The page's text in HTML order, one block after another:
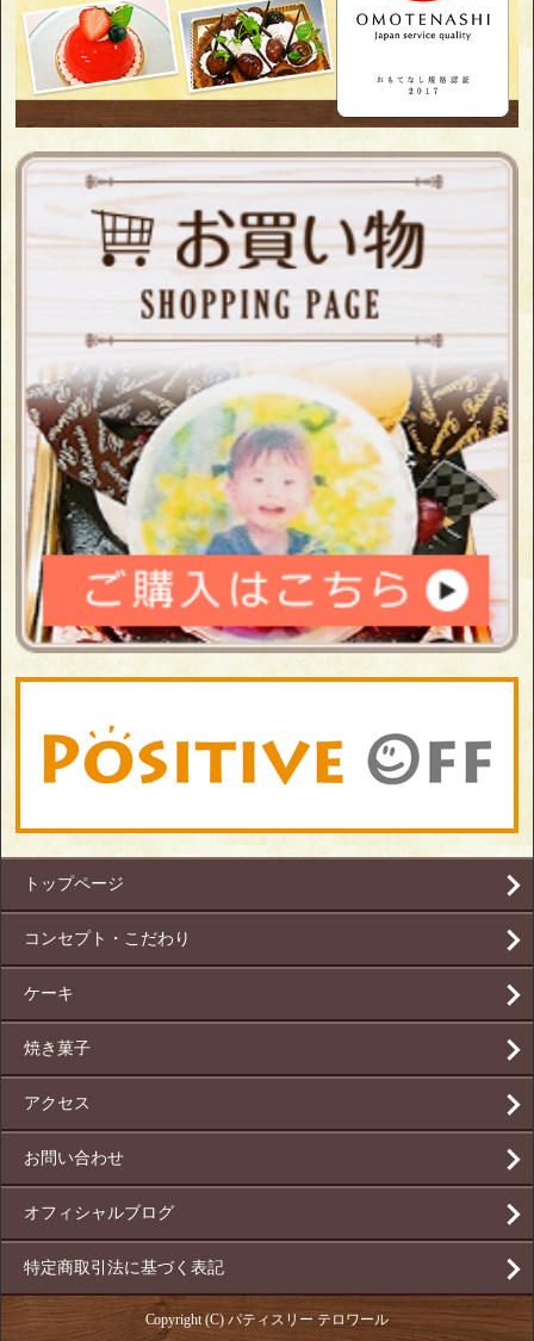
トップページ
コンセプト・こだわり
ケーキ
焼き菓子
アクセス
お問い合わせ
オフィシャルブログ
特定商取引法に基づく表記
Copyright (C) パティスリー テロワール